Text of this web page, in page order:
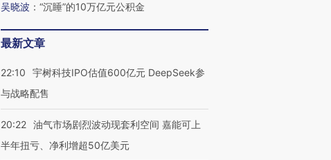
吴晓波 ： “沉睡”的10万亿元公积金
最新文章
22:10
宇树科技IPO估值600亿元 DeepSeek参
与战略配售
20:22 油气市场剧烈波动现套利空间 嘉能可上
半年扭亏、净利增超50亿美元